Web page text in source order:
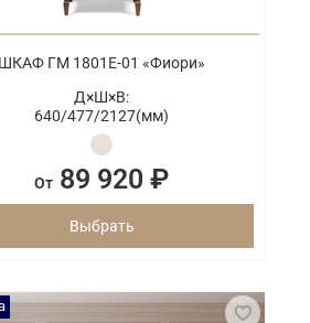
ШКАФ ГМ 1801Е-01 «Фиори»
Д×Ш×В:
640/477/2127(мм)
От 89 920 ₽
Выбрать